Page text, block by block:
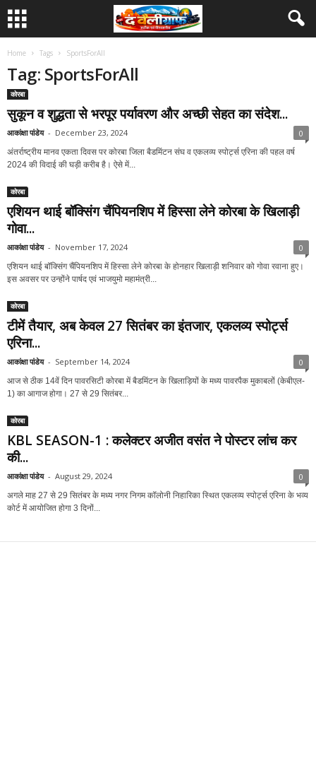
Home Tags SportsForAll
Tag: SportsForAll
कोरबा
सुकून व शुद्धता से भरपूर पर्यावरण और अच्छी सेहत का संदेश...
आकांक्षा पांडेय - December 23, 2024 0
अंतर्राष्ट्रीय मानव एकता दिवस पर कोरबा जिला बैडमिंटन संघ व एकलव्य स्पोर्ट्स एरिना की पहल वर्ष
2024 की विदाई की घड़ी करीब है। ऐसे में...
कोरबा
एशियन थाई बॉक्सिंग चैंपियनशिप में हिस्सा लेने कोरबा के खिलाड़ी
गोवा...
आकांक्षा पांडेय - November 17, 2024 0
एशियन थाई बॉक्सिंग चैंपियनशिप में हिस्सा लेने कोरबा के होनहार खिलाड़ी शनिवार को गोवा रवाना हुए।
इस अवसर पर उन्होंने पार्षद एवं भाजयुमो महामंत्री...
कोरबा
टीमें तैयार, अब केवल 27 सितंबर का इंतजार, एकलव्य स्पोर्ट्स
एरिना...
आकांक्षा पांडेय - September 14, 2024 0
आज से ठीक 14वें दिन पावरसिटी कोरबा में बैडमिंटन के खिलाड़ियों के मध्य पावरपैक मुकाबलों (केबीएल-
1) का आगाज होगा। 27 से 29 सितंबर...
कोरबा
KBL SEASON-1 : कलेक्टर अजीत वसंत ने पोस्टर लांच कर
की...
आकांक्षा पांडेय - August 29, 2024 0
अगले माह 27 से 29 सितंबर के मध्य नगर निगम कॉलोनी निहारिका स्थित एकलव्य स्पोर्ट्स एरिना के भव्य
कोर्ट में आयोजित होगा 3 दिनों...